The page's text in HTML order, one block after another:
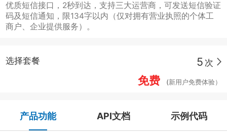
优质短信接口，2秒到达，支持三大运营商，可发送短信验证
码及短信通知，限134字以内（仅对拥有营业执照的个体工
商户、企业提供服务）。
选择套餐 5 次
免费 (新用户免费体验）
产品功能 API文档 示例代码